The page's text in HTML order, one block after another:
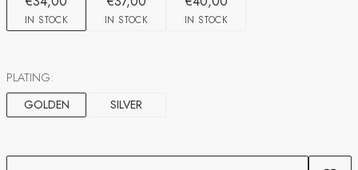
IN STOCK IN STOCK IN STOCK
PLATING:
GOLDEN
SILVER